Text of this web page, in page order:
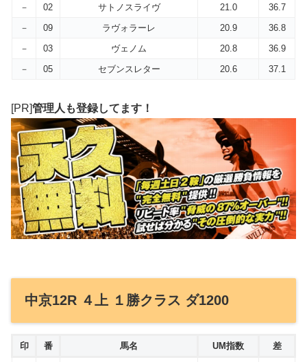
－
02 サトノスライヴ 21.0
36.7
－
09 ラヴォラーレ 20.9
36.8
－
03 ヴェノム 20.8
36.9
－
05 セブンスレター 20.6 37.1
[PR]管理人も登録してます！
中京12R ４上 １勝クラス ダ1200
印 番 馬名 UM指数 差